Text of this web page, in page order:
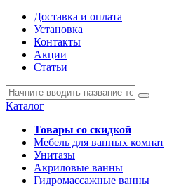
Доставка и оплата
Установка
Контакты
Акции
Статьи
Каталог
Товары со скидкой
Мебель для ванных комнат
Унитазы
Акриловые ванны
Гидромассажные ванны